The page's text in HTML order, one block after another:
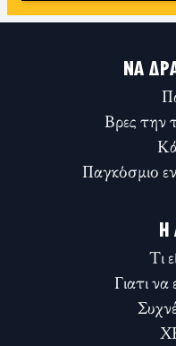
ΝΑ
Βρες την
Παγκόσμιο
Η
Τι
Γιατι